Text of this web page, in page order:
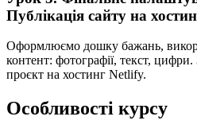
Публікація сайту на
Оформлюємо дошку бажань,
контент: фотографії, текст,
проєкт на хостинг Netlify.
Особливості курсу